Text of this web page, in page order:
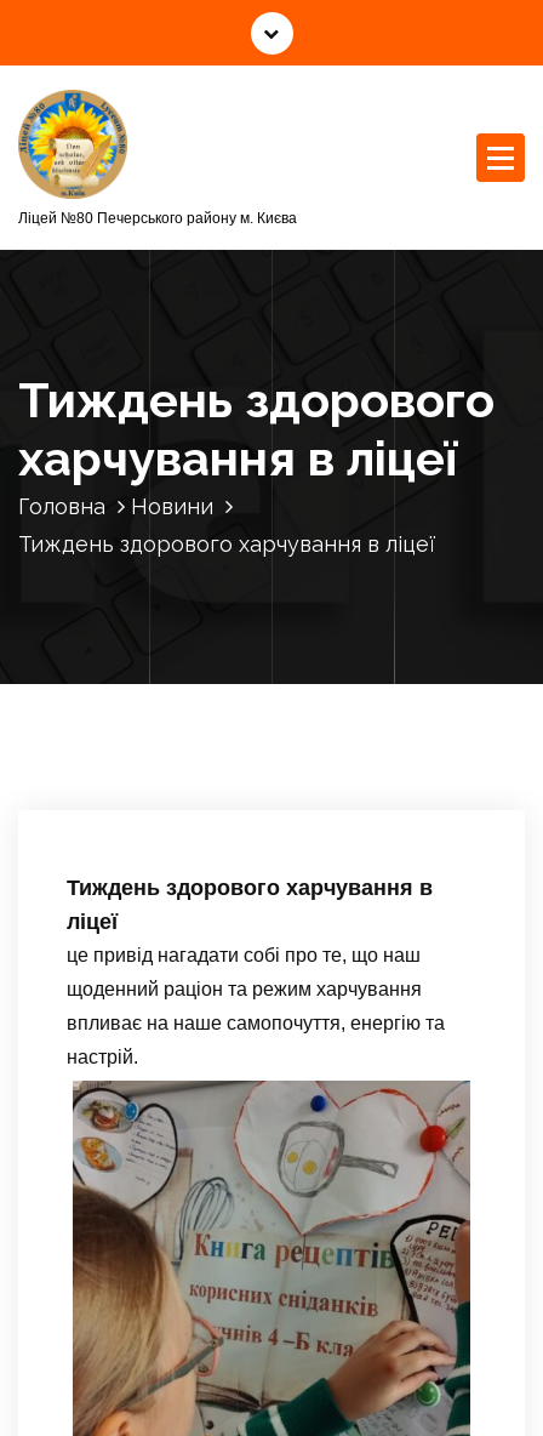
р
о
Ліцей №80 Печерського району м. Києва
Тиждень здорового
харчування в ліцеї
Головна
Новини
Тиждень здорового харчування в ліцеї
Тиждень здорового харчування в
ліцеї
це привід нагадати собі про те, що наш
щоденний раціон та режим харчування
впливає на наше самопочуття, енергію та
настрій.